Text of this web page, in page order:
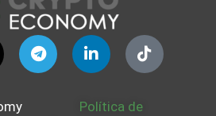
Política de